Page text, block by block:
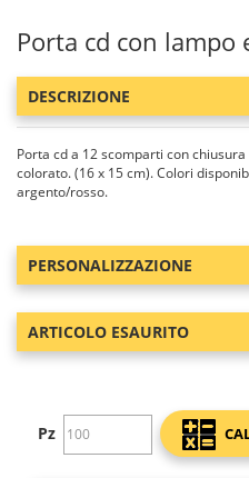
Porta cd con lampo
DESCRIZIONE
Porta cd a 12 scomparti con
colorato. (16 x 15 cm). Colori
argento/rosso.
PERSONALIZZAZIONE
ARTICOLO ESAURITO
Pz